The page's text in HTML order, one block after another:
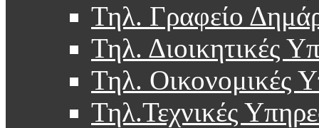
Τηλ. Γραφείο
Τηλ. Διοικητικές
Τηλ. Οικονομικές
Τηλ.Τεχνικές